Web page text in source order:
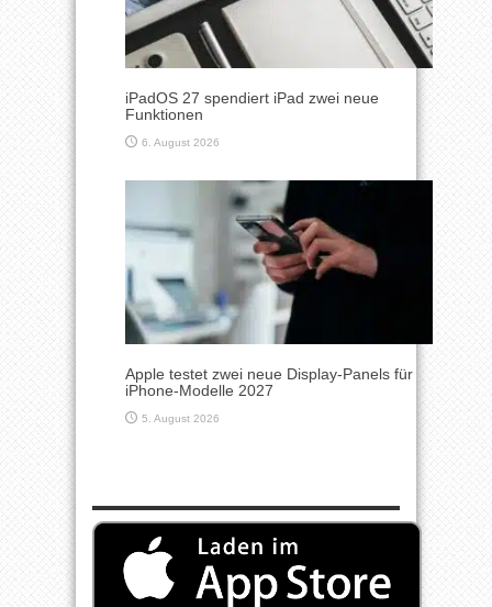
iPadOS 27 spendiert iPad zwei neue
Funktionen
6. August 2026
Apple testet zwei neue Display-Panels für
iPhone-Modelle 2027
5. August 2026